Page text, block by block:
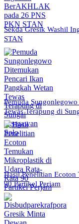
Sekda Gresik Washil
STAN
Pemuda
Tewas Terapung di
Hasil Penelitian
90 Partikel Perjam